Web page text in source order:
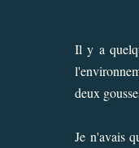
Il y a
deux
Je n'avais